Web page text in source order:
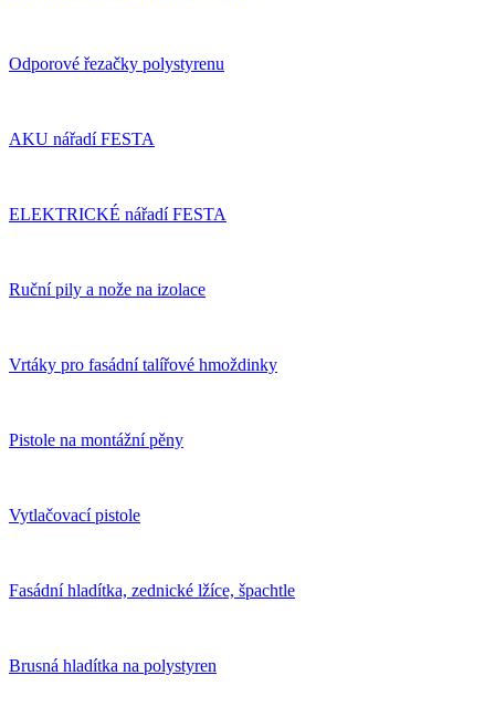
Odporové řezačky polystyrenu
AKU nářadí FESTA
ELEKTRICKÉ nářadí FESTA
Ruční pily a nože na izolace
Vrtáky pro fasádní talířové hmoždinky
Pistole na montážní pěny
Vytlačovací pistole
Fasádní hladítka, zednické lžíce, špachtle
Brusná hladítka na polystyren